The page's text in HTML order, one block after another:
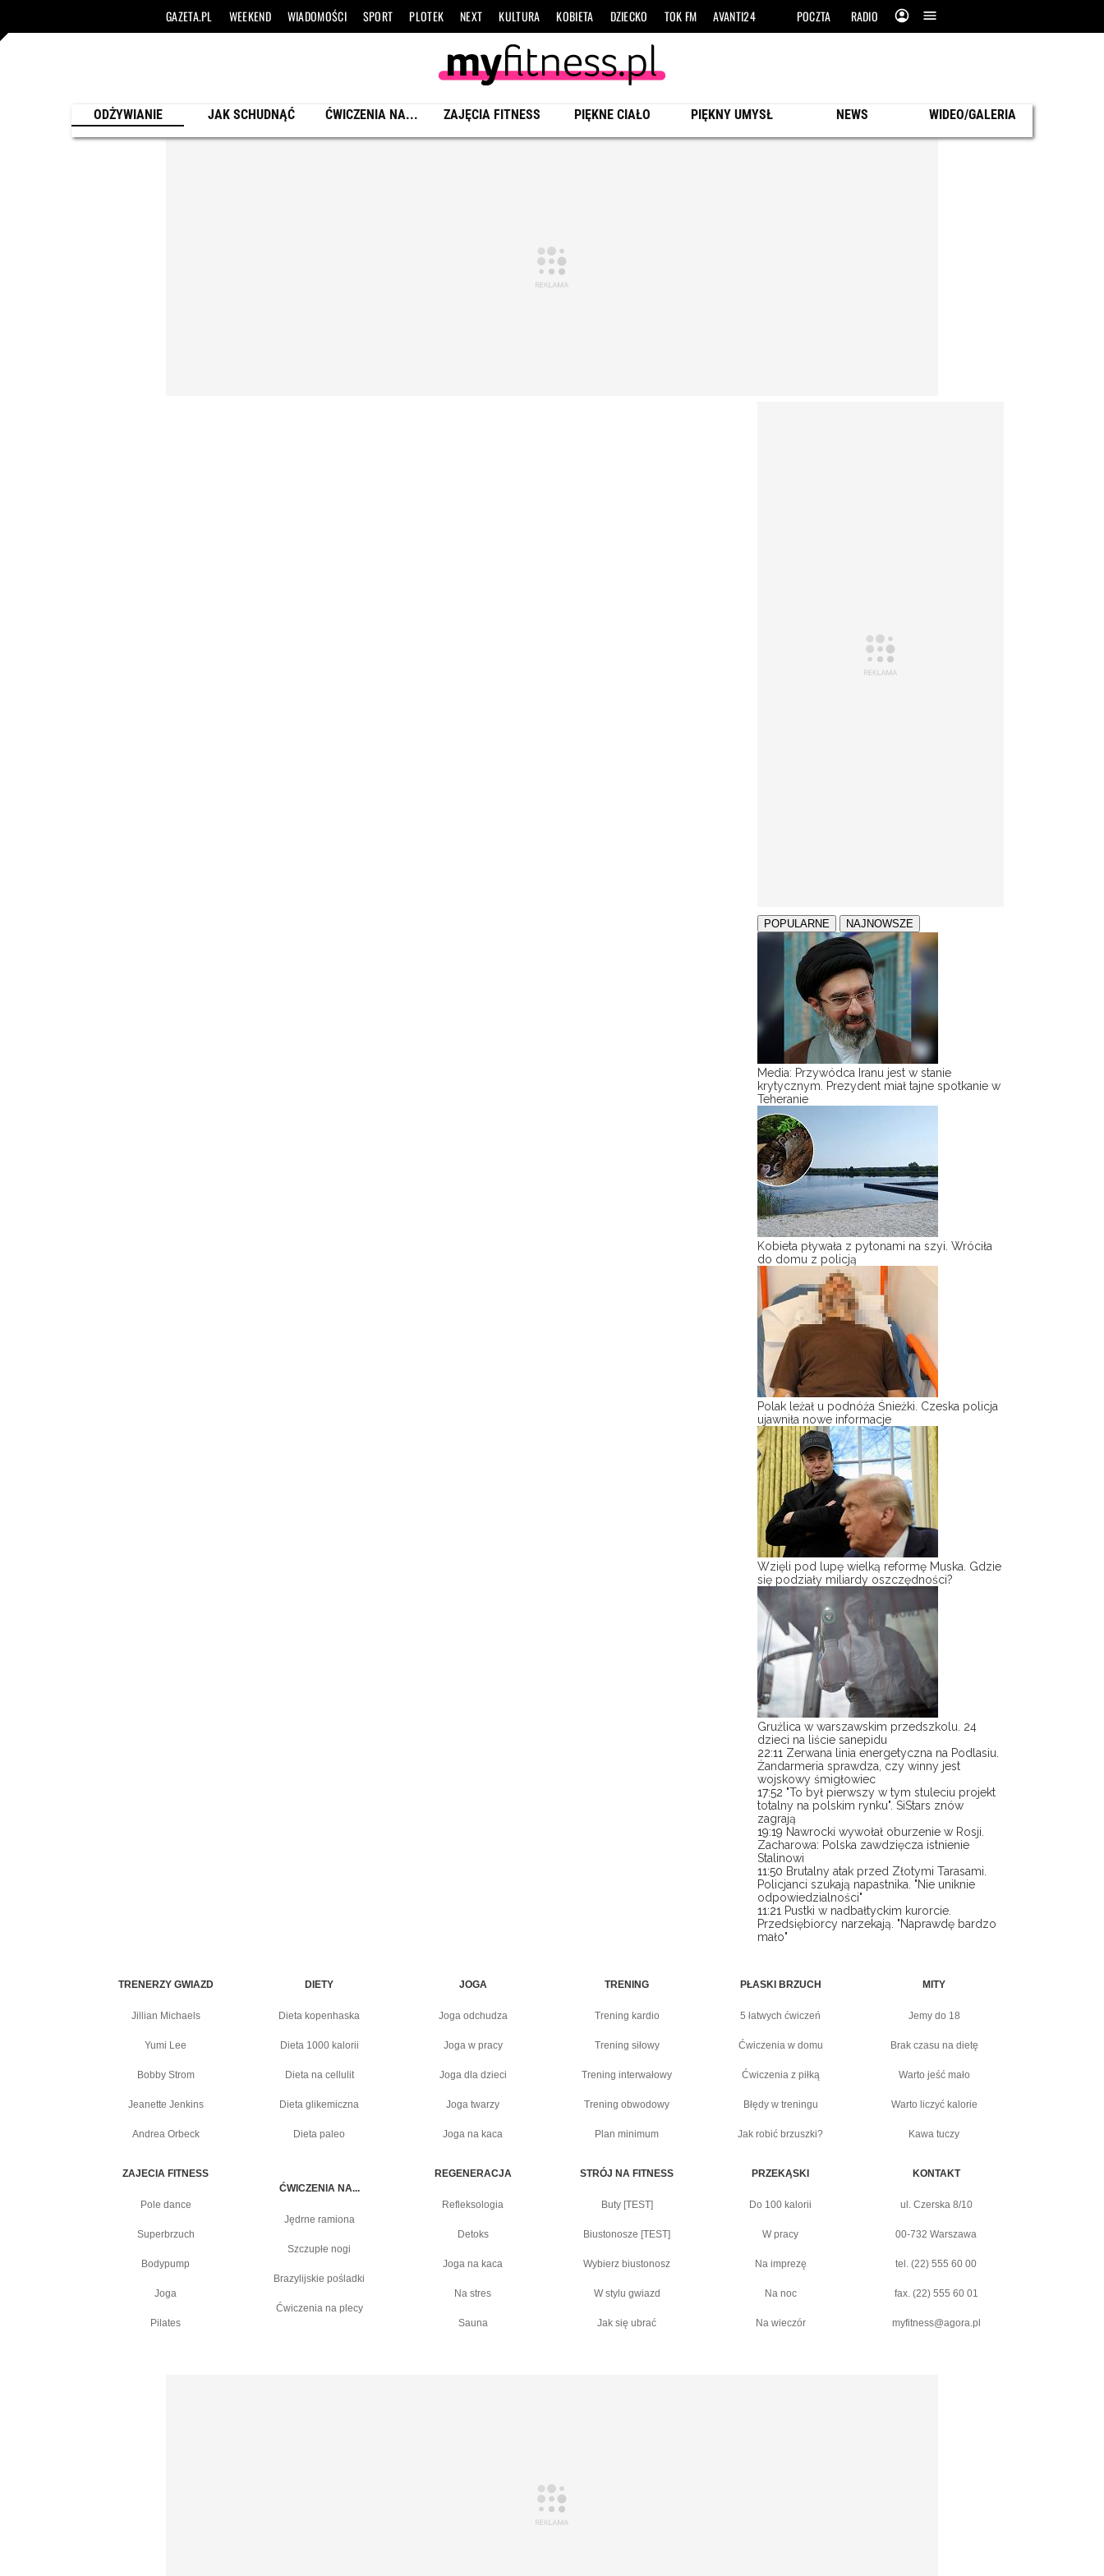
GAZETA.PL WEEKEND WIADOMOŚCI SPORT PLOTEK NEXT KULTURA KOBIETA DZIECKO TOK FM AVANTI24 POCZTA RADIO
ODŻYWIANIE JAK SCHUDNĄĆ ĆWICZENIA NA... ZAJĘCIA FITNESS PIĘKNE CIAŁO PIĘKNY UMYSŁ NEWS WIDEO/GALERIA
POPULARNE NAJNOWSZE
Media: Przywódca Iranu jest w stanie
krytycznym. Prezydent miał tajne spotkanie w
Teheranie
Kobieta pływała z pytonami na szyi. Wróciła
do domu z policją
Polak leżał u podnóża Śnieżki. Czeska policja
ujawniła nowe informacje
Wzięli pod lupę wielką reformę Muska. Gdzie
się podziały miliardy oszczędności?
Gruźlica w warszawskim przedszkolu. 24
dzieci na liście sanepidu
22:11 Zerwana linia energetyczna na Podlasiu.
Żandarmeria sprawdza, czy winny jest
wojskowy śmigłowiec
17:52 "To był pierwszy w tym stuleciu projekt
totalny na polskim rynku". SiStars znów
zagrają
19:19 Nawrocki wywołał oburzenie w Rosji.
Zacharowa: Polska zawdzięcza istnienie
Stalinowi
11:50 Brutalny atak przed Złotymi Tarasami.
Policjanci szukają napastnika. "Nie uniknie
odpowiedzialności"
11:21 Pustki w nadbałtyckim kurorcie.
Przedsiębiorcy narzekają. "Naprawdę bardzo
mało"
TRENERZY GWIAZD
Jillian Michaels
Yumi Lee
Bobby Strom
Jeanette Jenkins
Andrea Orbeck
DIETY
Dieta kopenhaska
Dieta 1000 kalorii
Dieta na cellulit
Dieta glikemiczna
Dieta paleo
JOGA
Joga odchudza
Joga w pracy
Joga dla dzieci
Joga twarzy
Joga na kaca
TRENING
Trening kardio
Trening siłowy
Trening interwałowy
Trening obwodowy
Plan minimum
PŁASKI BRZUCH
5 łatwych ćwiczeń
Ćwiczenia w domu
Ćwiczenia z piłką
Błędy w treningu
Jak robić brzuszki?
MITY
Jemy do 18
Brak czasu na dietę
Warto jeść mało
Warto liczyć kalorie
Kawa tuczy
ZAJECIA FITNESS
Pole dance
Superbrzuch
Bodypump
Joga
Pilates
ĆWICZENIA NA...
Jędrne ramiona
Szczupłe nogi
Brazylijskie pośladki
Ćwiczenia na plecy
REGENERACJA
Refleksologia
Detoks
Joga na kaca
Na stres
Sauna
STRÓJ NA FITNESS
Buty [TEST]
Biustonosze [TEST]
Wybierz biustonosz
W stylu gwiazd
Jak się ubrać
PRZEKĄSKI
Do 100 kalorii
W pracy
Na imprezę
Na noc
Na wieczór
KONTAKT
ul. Czerska 8/10
00-732 Warszawa
tel. (22) 555 60 00
fax. (22) 555 60 01
myfitness@agora.pl